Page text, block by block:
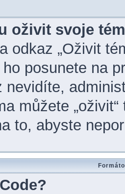
oživit svoje
odkaz „Oživit
posunete na
nevidíte,
můžete
to, abyste